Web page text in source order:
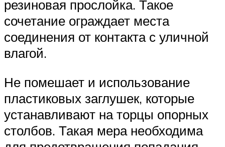
резиновая прослойка. Такое
сочетание ограждает места
соединения от контакта с уличной
влагой.
Не помешает и использование
пластиковых заглушек, которые
устанавливают на торцы опорных
столбов. Такая мера необходима